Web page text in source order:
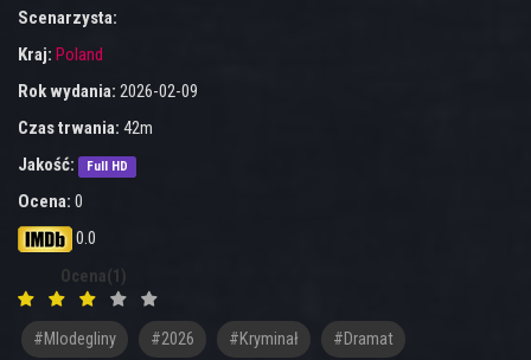
Scenarzysta:
Kraj: Poland
Rok wydania: 2026-02-09
Czas trwania: 42m
Jakość:
Full HD
Ocena: 0
0.0
Ocena(1)
#mlodegliny #2026 #Kryminał #Dramat